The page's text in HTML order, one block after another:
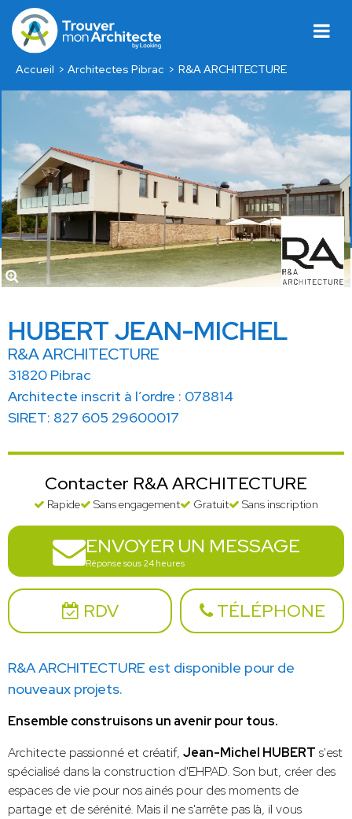
Accueil Architectes Pibrac R&A ARCHITECTURE
HUBERT JEAN-MICHEL
R&A ARCHITECTURE
31820 Pibrac
Architecte inscrit à l’ordre : 078814
SIRET: 827 605 29600017
Contacter R&A ARCHITECTURE
Rapide Sans engagement Gratuit Sans inscription
ENVOYER UN MESSAGE
Réponse sous 24 heures
RDV TÉLÉPHONE
R&A ARCHITECTURE est disponible pour de
nouveaux projets.
Ensemble construisons un avenir pour tous.
Architecte passionné et créatif, Jean-Michel HUBERT s'est
spécialisé dans la construction d'EHPAD. Son but, créer des
espaces de vie pour nos ainés pour des moments de
partage et de sérénité. Mais il ne s'arrête pas là, il vous